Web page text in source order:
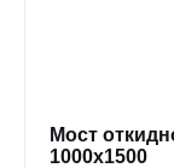
Мост
1000x1500